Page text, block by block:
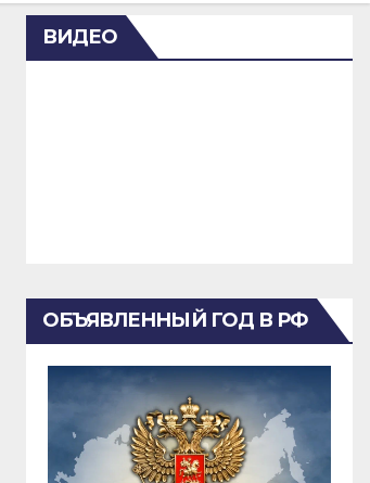
ВИДЕО
ОБЪЯВЛЕННЫЙ ГОД В РФ